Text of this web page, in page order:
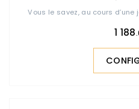
Vous le savez, au cours
1 188